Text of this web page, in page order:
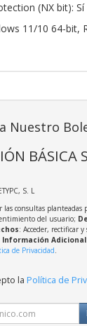
(NX bit): Sí
11/10 64-bit,
Nuestro
BÁSICA
S. L
las consultas
del usuario;
: Acceder, rectificar
Información Adicional
de Privacidad.
la Política de